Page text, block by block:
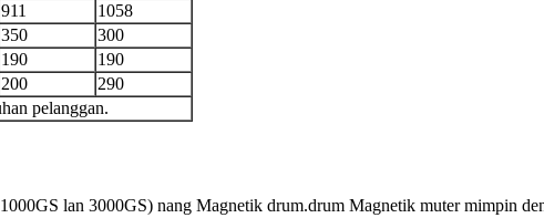
911
1058
350
300
190
190
200
290
pelanggan.
lan 3000GS) nang Magnetik drum.drum Magnetik muter mimpin